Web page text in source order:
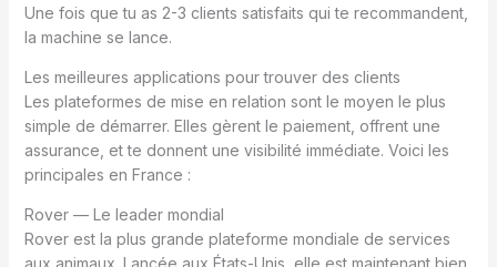
Une fois que tu as 2-3 clients satisfaits qui te recommandent,
la machine se lance.
Les meilleures applications pour trouver des clients
Les plateformes de mise en relation sont le moyen le plus
simple de démarrer. Elles gèrent le paiement, offrent une
assurance, et te donnent une visibilité immédiate. Voici les
principales en France :
Rover — Le leader mondial
Rover est la plus grande plateforme mondiale de services
aux animaux. Lancée aux États-Unis, elle est maintenant bien